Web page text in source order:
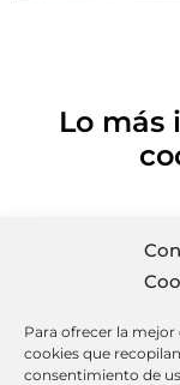
Para ofrecer la
cookies que
consentimiento de
Lo más
El diseño
notable,